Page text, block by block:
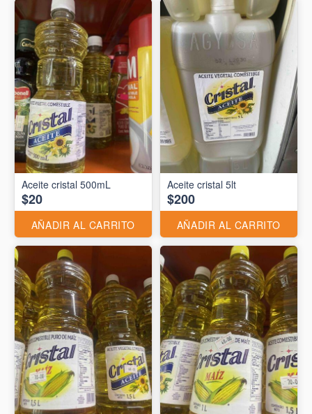
Aceite cristal 500mL
$20
AÑADIR AL CARRITO
Aceite cristal 5lt
$200
AÑADIR AL CARRITO